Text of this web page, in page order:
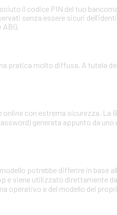
il codice PIN del tuo
senza essere sicuri
ABI).
pratica molto diffusa. A tutela
con estrema sicurezza. La
generata appunto da
potrebbe differire in base
e viene utilizzato direttamente
operativo e del modello del